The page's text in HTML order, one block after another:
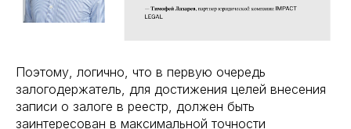
Поэтому, логично, что в первую очередь
залогодержатель, для достижения целей внесения
записи о залоге в реестр, должен быть
заинтересован в максимальной точности